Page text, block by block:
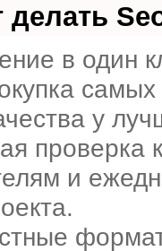
делать
в один
у
проверка
и